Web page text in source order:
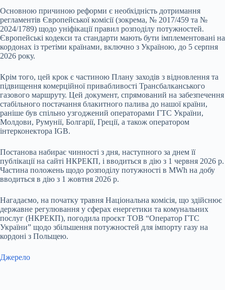
Основною причиною реформи є необхідність дотримання
регламентів Європейської комісії (зокрема, № 2017/459 та №
2024/1789) щодо уніфікації правил розподілу потужностей.
Європейські кодекси та стандарти мають бути імплементовані на
кордонах із третіми країнами, включно з Україною, до 5 серпня
2026 року.
Крім того, цей крок є частиною Плану заходів з відновлення та
підвищення комерційної привабливості Трансбалканського
газового маршруту. Цей документ, спрямований на забезпечення
стабільного постачання блакитного палива до нашої країни,
раніше був спільно узгоджений операторами ГТС України,
Молдови, Румунії, Болгарії, Греції, а також оператором
інтерконектора IGB.
Постанова набирає чинності з дня, наступного за днем її
публікації на сайті НКРЕКП, і вводиться в дію з 1 червня 2026 р.
Частина положень щодо розподілу потужності в MWh на добу
вводиться в дію з 1 жовтня 2026 р.
Нагадаємо, на початку травня Національна комісія, що здійснює
державне регулювання у сферах енергетики та комунальних
послуг (НКРЕКП), погодила проєкт ТОВ “Оператор ГТС
України” щодо збільшення потужностей для імпорту газу на
кордоні з Польщею.
Джерело